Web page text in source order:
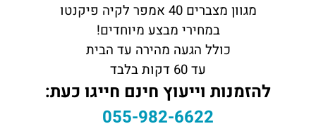
מגוון מצברים 40 אמפר לקיה פיקנטו
במחירי מבצע מיוחדים!
כולל הגעה מהירה עד הבית
עד 60 דקות בלבד
להזמנות וייעוץ חינם חייגו כעת:
055-982-6622